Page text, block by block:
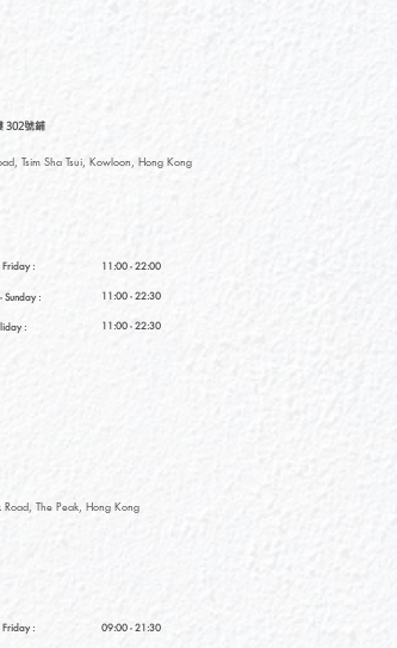
11:00 - 22:00
11:00 - 22:30
11:00 - 22:30
302號鋪
Tsim Sha Tsui, Kowloon, Hong Kong
Friday :
Sunday :
:
The Peak, Hong Kong
Friday : 09:00 - 21:30